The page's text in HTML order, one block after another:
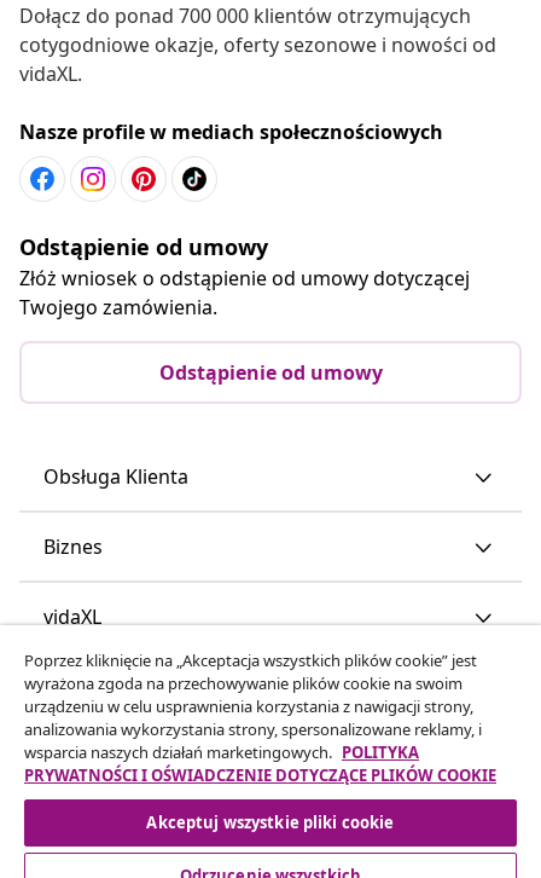
Dołącz do ponad 700 000 klientów otrzymujących
cotygodniowe okazje, oferty sezonowe i nowości od
vidaXL.
Nasze profile w mediach społecznościowych
Odstąpienie od umowy
Złóż wniosek o odstąpienie od umowy dotyczącej
Twojego zamówienia.
Odstąpienie od umowy
Obsługa Klienta
Biznes
vidaXL
Odkryj więcej
Poprzez kliknięcie na „Akceptacja wszystkich plików cookie” jest
wyrażona zgoda na przechowywanie plików cookie na swoim
urządzeniu w celu usprawnienia korzystania z nawigacji strony,
analizowania wykorzystania strony, spersonalizowane reklamy, i
wsparcia naszych działań marketingowych. POLITYKA
PRYWATNOŚCI I OŚWIADCZENIE DOTYCZĄCE PLIKÓW COOKIE
Akceptuj wszystkie pliki cookie